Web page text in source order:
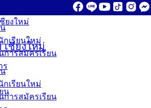
เชียงใหม่
เรียนใหม่
การสมัครเรียน
เรียนใหม่
การสมัครเรียน
ร
น